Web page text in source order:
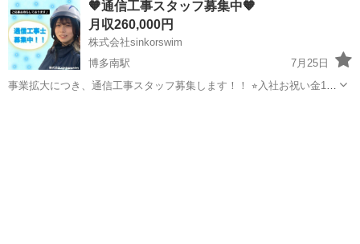
🧡通信工事スタッフ募集中🧡
月収260,000円
株式会社sinkorswim
博多南駅
7月25日
事業拡大につき、通信工事スタッフ募集します！！ ⭐︎入社お祝い金10